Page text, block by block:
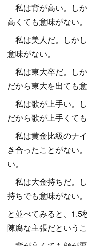
私は背が高い。し
高くても意味がない。
私は美人だ。しか
意味がない。
私は東大卒だ。し
だから東大を出ても意
私は歌が上手い。
だから歌が上手くて
私は黄金比級のナ
き合ったことがない
い。
私は大金持ちだ。
持ちでも意味がない。
と並べてみると、1.5
陳腐な主張だという